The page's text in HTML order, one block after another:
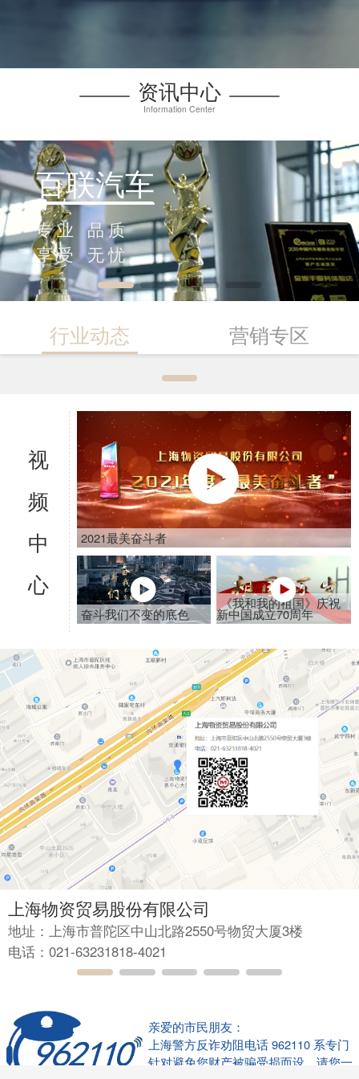
资讯中心
Information Center
百联汽车
专业 品质
享受 无忧
行业动态 营销专区
视
频
中
心
2021最美奋斗者

奋斗我们不变的底色

《我和我的祖国》庆祝
新中国成立70周年

上海物资贸易股份有限公司
地址：上海市普陀区中山北路2550号物贸大厦3楼
电话：021-63231818-4021
亲爱的市民朋友：
上海警方反诈劝阻电话 962110 系专门
针对避免您财产被骗受损而设，请您一